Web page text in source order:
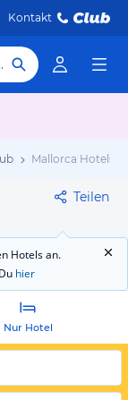
Kontakt
Mallorca Hotels
Teilen
Hotels an.
hier
Nur Hotel